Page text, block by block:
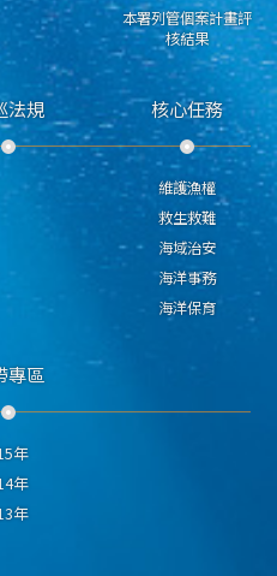
本署列管個案計畫評
核結果
法規 核心任務
維護漁權
救生救難
海域治安
海洋事務
海洋保育
專區
年
年
年